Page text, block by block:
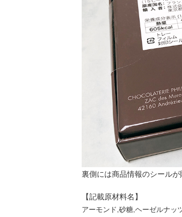
裏側には商品情報のシール
【記載原材料名】
アーモンド,砂糖,ヘーゼルナッ